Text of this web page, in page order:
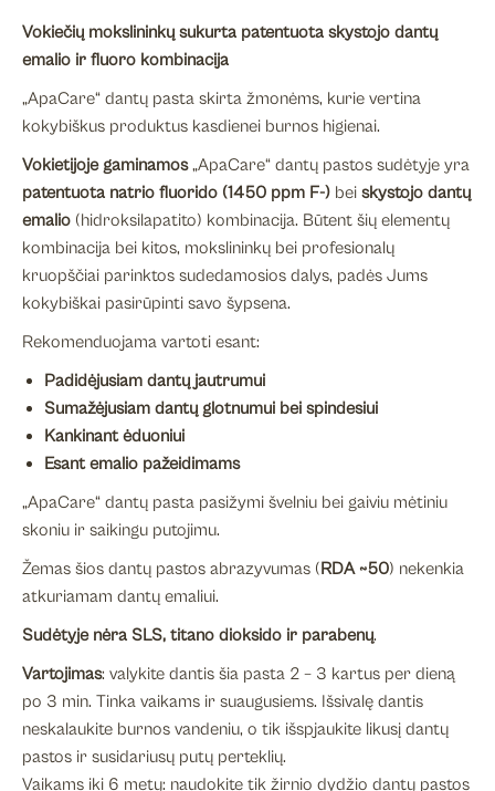
Vokiečių mokslininkų sukurta patentuota skystojo dantų
emalio ir fluoro kombinacija
„ApaCare“ dantų pasta skirta žmonėms, kurie vertina
kokybiškus produktus kasdienei burnos higienai.
Vokietijoje gaminamos„ApaCare“ dantų pastos sudėtyje yra
patentuota natrio fluorido (1450 ppm F-) bei skystojo dantų
emalio (hidroksilapatito) kombinacija. Būtent šių elementų
kombinacija bei kitos, mokslininkų bei profesionalų
kruopščiai parinktos sudedamosios dalys, padės Jums
kokybiškai pasirūpinti savo šypsena.
Rekomenduojama vartoti esant:
Padidėjusiam dantų jautrumui
Sumažėjusiam dantų glotnumui bei spindesiui
Kankinant ėduoniui
Esant emalio pažeidimams
„ApaCare“ dantų pasta pasižymi švelniu bei gaiviu mėtiniu
skoniu ir saikingu putojimu.
Žemas šios dantų pastos abrazyvumas (RDA ~50) nekenkia
atkuriamam dantų emaliui.
Sudėtyje nėra SLS, titano dioksido ir parabenų.
Vartojimas: valykite dantis šia pasta 2 – 3 kartus per dieną
po 3 min. Tinka vaikams ir suaugusiems. Išsivalę dantis
neskalaukite burnos vandeniu, o tik išspjaukite likusį dantų
pastos ir susidariusų putų perteklių.
Vaikams iki 6 metų: naudokite tik žirnio dydžio dantų pastos